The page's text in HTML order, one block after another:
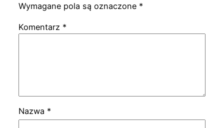
Wymagane pola są oznaczone *
Komentarz *
Nazwa *